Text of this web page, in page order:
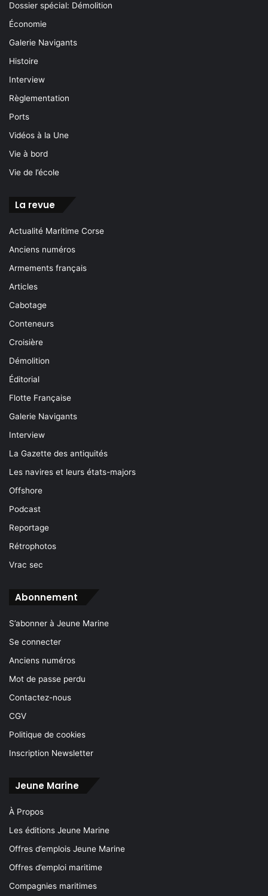
Dossier spécial: Démolition
Économie
Galerie Navigants
Histoire
Interview
Règlementation
Ports
Vidéos à la Une
Vie à bord
Vie de l’école
La revue
Actualité Maritime Corse
Anciens numéros
Armements français
Articles
Cabotage
Conteneurs
Croisière
Démolition
Éditorial
Flotte Française
Galerie Navigants
Interview
La Gazette des antiquités
Les navires et leurs états-majors
Offshore
Podcast
Reportage
Rétrophotos
Vrac sec
Abonnement
S’abonner à Jeune Marine
Se connecter
Anciens numéros
Mot de passe perdu
Contactez-nous
CGV
Politique de cookies
Inscription Newsletter
Jeune Marine
À Propos
Les éditions Jeune Marine
Offres d’emplois Jeune Marine
Offres d’emploi maritime
Compagnies maritimes